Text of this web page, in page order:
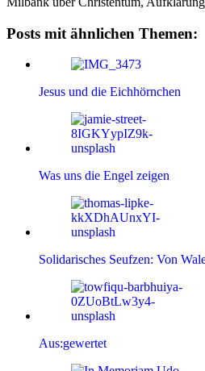
Posts mit ähnlichen Themen:
Jesus und die Eichhörnchen
Was uns die Engel zeigen
Solidarisches Seufzen: Von
Aus:gewertet